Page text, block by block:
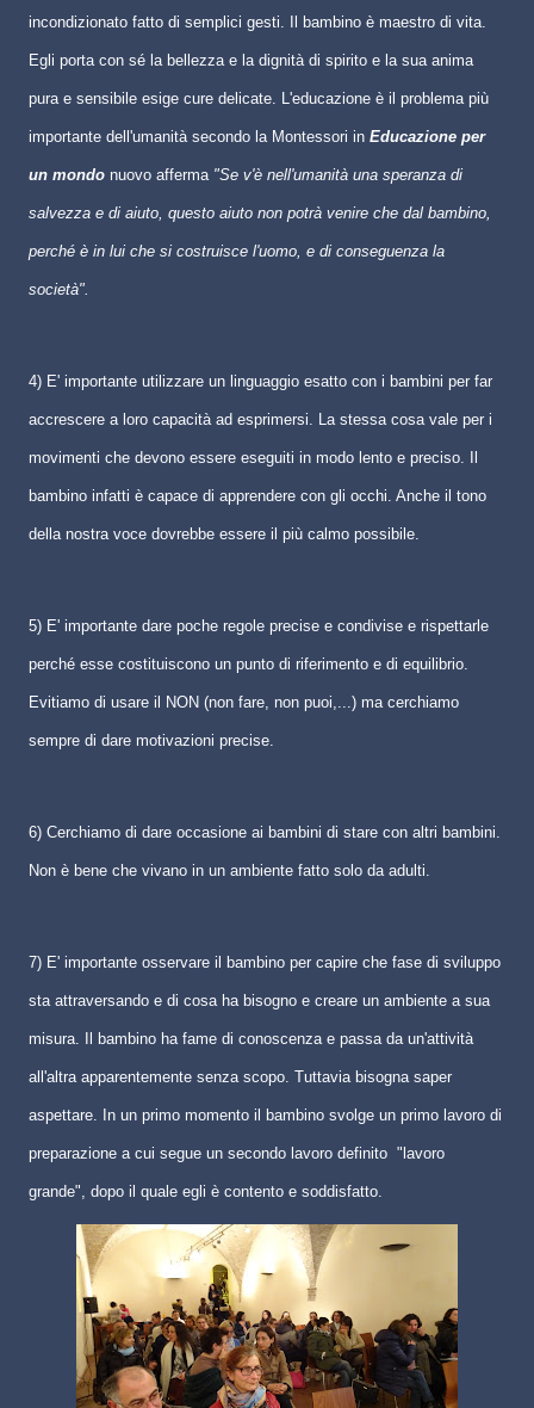
incondizionato fatto di semplici gesti. Il bambino è maestro di vita.
Egli porta con sé la bellezza e la dignità di spirito e la sua anima
pura e sensibile esige cure delicate. L'educazione è il problema più
importante dell'umanità secondo la Montessori in Educazione per
un mondo nuovo afferma "Se v'è nell'umanità una speranza di
salvezza e di aiuto, questo aiuto non potrà venire che dal bambino,
perché è in lui che si costruisce l'uomo, e di conseguenza la
società".
4) E' importante utilizzare un linguaggio esatto con i bambini per far
accrescere a loro capacità ad esprimersi. La stessa cosa vale per i
movimenti che devono essere eseguiti in modo lento e preciso. Il
bambino infatti è capace di apprendere con gli occhi. Anche il tono
della nostra voce dovrebbe essere il più calmo possibile.
5) E' importante dare poche regole precise e condivise e rispettarle
perché esse costituiscono un punto di riferimento e di equilibrio.
Evitiamo di usare il NON (non fare, non puoi,...) ma cerchiamo
sempre di dare motivazioni precise.
6) Cerchiamo di dare occasione ai bambini di stare con altri bambini.
Non è bene che vivano in un ambiente fatto solo da adulti.
7) E' importante osservare il bambino per capire che fase di sviluppo
sta attraversando e di cosa ha bisogno e creare un ambiente a sua
misura. Il bambino ha fame di conoscenza e passa da un'attività
all'altra apparentemente senza scopo. Tuttavia bisogna saper
aspettare. In un primo momento il bambino svolge un primo lavoro di
preparazione a cui segue un secondo lavoro definito "lavoro
grande", dopo il quale egli è contento e soddisfatto.